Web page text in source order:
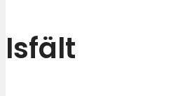
Isfält